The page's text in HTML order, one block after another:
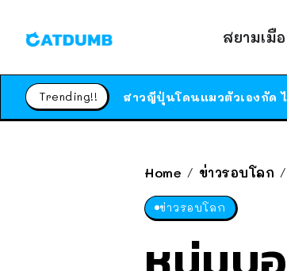
สยามเมื
Trending!!
Home / ข่าวรอบโลก /
ข่าวรอบโลก